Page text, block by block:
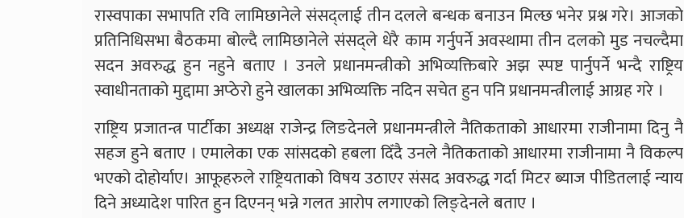
रास्वपाका सभापति रवि लामिछानेले संसद्लाई तीन दलले बन्धक बनाउन मिल्छ भनेर प्रश्न गरे। आजको
प्रतिनिधिसभा बैठकमा बोल्दै लामिछानेले संसद्ले धेरै काम गर्नुपर्ने अवस्थामा तीन दलको मुड नचल्दैमा
सदन अवरुद्ध हुन नहुने बताए । उनले प्रधानमन्त्रीको अभिव्यक्तिबारे अझ स्पष्ट पार्नुपर्ने भन्दै राष्ट्रिय
स्वाधीनताको मुद्दामा अप्ठेरो हुने खालका अभिव्यक्ति नदिन सचेत हुन पनि प्रधानमन्त्रीलाई आग्रह गरे ।
राष्ट्रिय प्रजातन्त्र पार्टीका अध्यक्ष राजेन्द्र लिङदेनले प्रधानमन्त्रीले नैतिकताको आधारमा राजीनामा दिनु नै
सहज हुने बताए । एमालेका एक सांसदको हबला दिँदै उनले नैतिकताको आधारमा राजीनामा नै विकल्प
भएको दोहोर्याए। आफूहरुले राष्ट्रियताको विषय उठाएर संसद अवरुद्ध गर्दा मिटर ब्याज पीडितलाई न्याय
दिने अध्यादेश पारित हुन दिएनन् भन्ने गलत आरोप लगाएको लिङ्देनले बताए ।